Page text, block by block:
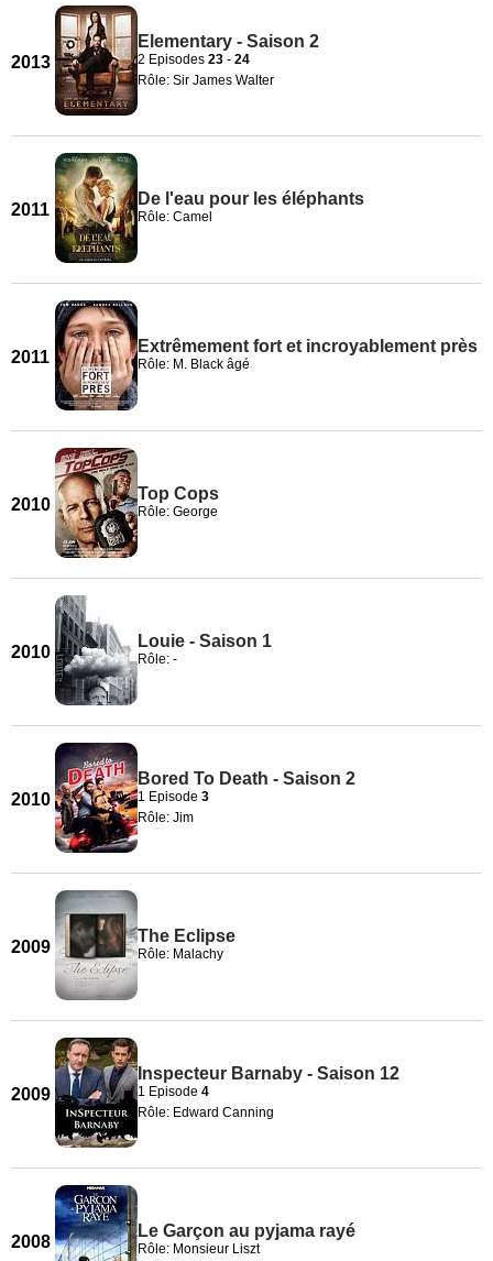
2013
Elementary - Saison 2
2 Episodes 23 - 24
Rôle: Sir James Walter
2011
De l'eau pour les éléphants
Rôle: Camel
2011
Extrêmement fort et incroyablement près
Rôle: M. Black âgé
2010
Top Cops
Rôle: George
2010
Louie - Saison 1
Rôle: -
2010
Bored To Death - Saison 2
1 Episode 3
Rôle: Jim
2009
The Eclipse
Rôle: Malachy
2009
Inspecteur Barnaby - Saison 12
1 Episode 4
Rôle: Edward Canning
2008
Le Garçon au pyjama rayé
Rôle: Monsieur Liszt